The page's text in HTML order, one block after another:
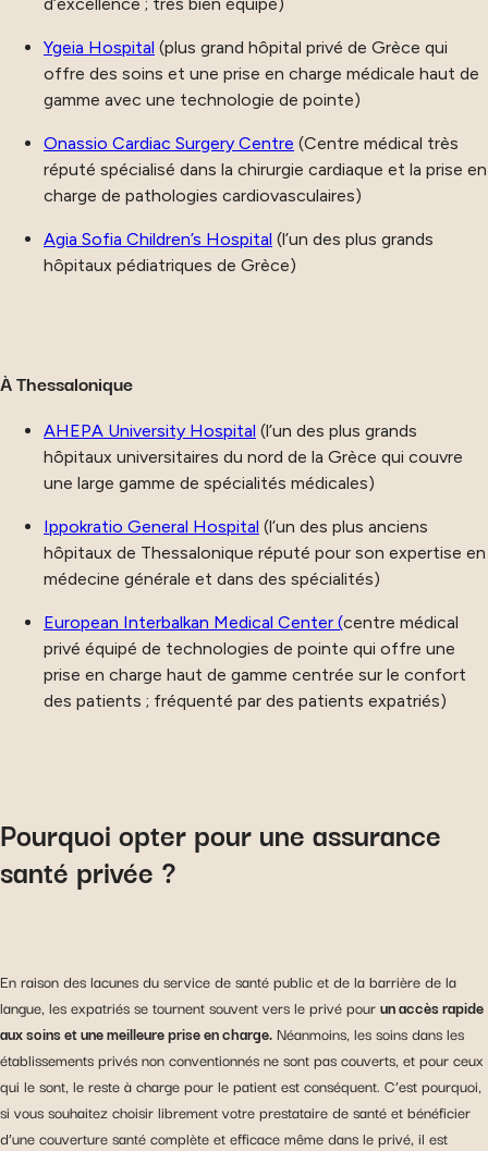
Ygeia Hospital (plus grand hôpital privé de Grèce qui
offre des soins et une prise en charge médicale haut de
gamme avec une technologie de pointe)
Onassio Cardiac Surgery Centre (Centre médical très
réputé spécialisé dans la chirurgie cardiaque et la prise en
charge de pathologies cardiovasculaires)
Agia Sofia Children’s Hospital (l’un des plus grands
hôpitaux pédiatriques de Grèce)
À Thessalonique
AHEPA University Hospital (l’un des plus grands
hôpitaux universitaires du nord de la Grèce qui couvre
une large gamme de spécialités médicales)
Ippokratio General Hospital (l’un des plus anciens
hôpitaux de Thessalonique réputé pour son expertise en
médecine générale et dans des spécialités)
European Interbalkan Medical Center (centre médical
privé équipé de technologies de pointe qui offre une
prise en charge haut de gamme centrée sur le confort
des patients ; fréquenté par des patients expatriés)
Pourquoi opter pour une assurance
santé privée ?
En raison des lacunes du service de santé public et de la barrière de la
langue, les expatriés se tournent souvent vers le privé pourun accès rapide
aux soins et une meilleure prise en charge.Néanmoins, les soins dans les
établissements privés non conventionnés ne sont pas couverts, et pour ceux
qui le sont, le reste à charge pour le patient est conséquent. C’est pourquoi,
si vous souhaitez choisir librement votre prestataire de santé et bénéficier
d’une couverture santé complète et efficace même dans le privé, il est